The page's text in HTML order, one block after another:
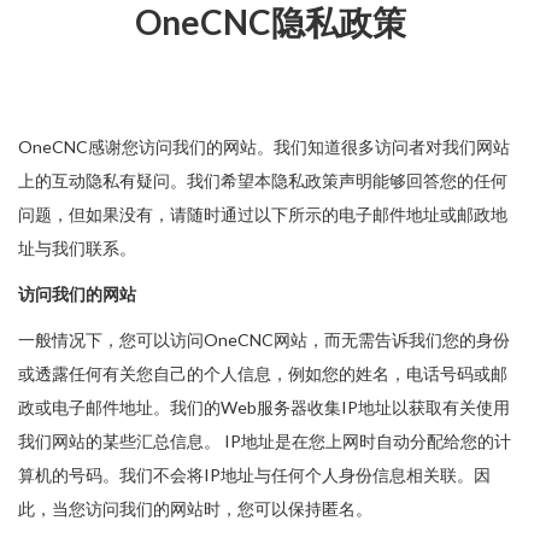
OneCNC隐私政策
OneCNC感谢您访问我们的网站。我们知道很多访问者对我们网站
上的互动隐私有疑问。我们希望本隐私政策声明能够回答您的任何
问题，但如果没有，请随时通过以下所示的电子邮件地址或邮政地
址与我们联系。
访问我们的网站
一般情况下，您可以访问OneCNC网站，而无需告诉我们您的身份
或透露任何有关您自己的个人信息，例如您的姓名，电话号码或邮
政或电子邮件地址。我们的Web服务器收集IP地址以获取有关使用
我们网站的某些汇总信息。 IP地址是在您上网时自动分配给您的计
算机的号码。我们不会将IP地址与任何个人身份信息相关联。因
此，当您访问我们的网站时，您可以保持匿名。